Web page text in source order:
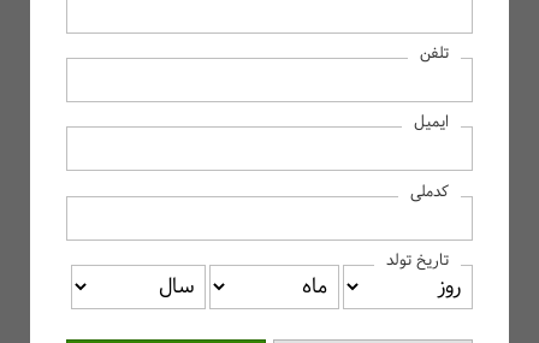
ناظر مالی کیست و چه وظایفی دارد؟
اهمیت حضور ناظر مالی در مدیریت منابع
نقش ناظر مالی در کنترل هزینه‌ها و بودجه
ارتباط ناظر مالی با حسابداران و مدیران
تلفن
ایمیل
کدملی
تاریخ تولد